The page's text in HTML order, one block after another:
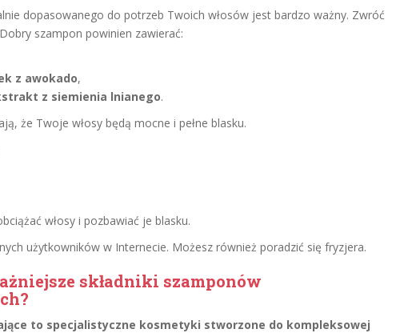
dopasowanego do potrzeb Twoich włosów jest bardzo ważny. Zwróć
szampon powinien zawierać:
z awokado,
z siemienia lnianego.
że Twoje włosy będą mocne i pełne blasku.
włosy i pozbawiać je blasku.
użytkowników w Internecie. Możesz również poradzić się fryzjera.
składniki szamponów
to specjalistyczne kosmetyki stworzone do kompleksowej